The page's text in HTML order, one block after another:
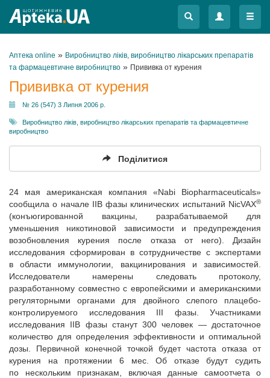
Меню
Меню
Аптека online » Виробництво ліків, виробництво лікарських препаратів
та фармацевтичне виробництво » Прививка от курения
Прививка от курения
№ 26 (547) 3 Липня 2006 р.
Виробництво ліків, виробництво лікарських препаратів та фармацевтичне
виробництво
Поділитися
24 мая американская компания «Nabi Biopharmaceuticals»
сообщила о начале IIB фазы клинических испытаний NicVAX®
(конъюгированной вакцины, разрабатываемой для
уменьшения никотиновой зависимости и предупреждения
возобновления курения после отказа от него). Дизайн
исследования сформирован в сотрудничестве с экспертами
в области иммунологии, вакцинирования и зависимостей.
Исследователи намерены следовать протоколу,
разработанному совместно с европейскими и американскими
регуляторными органами для двойного слепого плацебо-
контролируемого исследования III фазы. Участниками
исследования IIB фазы станут 300 человек — достаточное
количество для определения эффективности и оптимальной
дозы. Первичной конечной точкой будет частота отказа от
курения на протяжении 6 мес. Об отказе будут судить
по нескольким признакам, включая данные самоотчета о